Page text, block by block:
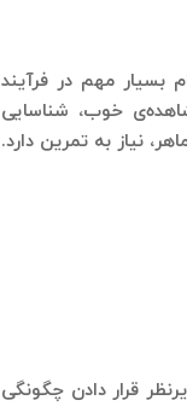
بسیار مهم در فرآیند
خوب، شناسایی
نیاز به تمرین دارد.
قرار دادن چگونگی